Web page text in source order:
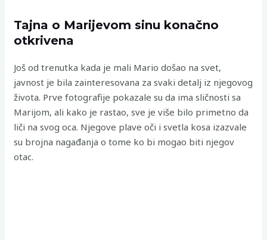
Tajna o Marijevom sinu konačno
otkrivena
Još od trenutka kada je mali Mario došao na svet,
javnost je bila zainteresovana za svaki detalj iz njegovog
života. Prve fotografije pokazale su da ima sličnosti sa
Marijom, ali kako je rastao, sve je više bilo primetno da
liči na svog oca. Njegove plave oči i svetla kosa izazvale
su brojna nagađanja o tome ko bi mogao biti njegov
otac.